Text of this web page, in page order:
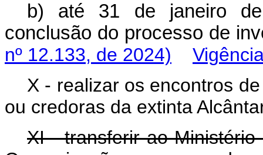
b) até 31 de janeiro
conclusão do processo de
nº 12.133, de 2024)
X - realizar os encontros
ou credoras da extinta
XI - transferir ao Ministério